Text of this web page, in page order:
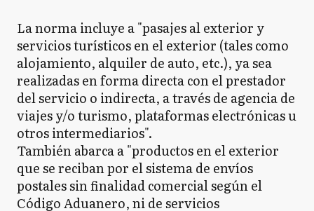
La norma incluye a "pasajes al exterior y
servicios turísticos en el exterior (tales como
alojamiento, alquiler de auto, etc.), ya sea
realizadas en forma directa con el prestador
del servicio o indirecta, a través de agencia de
viajes y/o turismo, plataformas electrónicas u
otros intermediarios".
También abarca a "productos en el exterior
que se reciban por el sistema de envíos
postales sin finalidad comercial según el
Código Aduanero, ni de servicios